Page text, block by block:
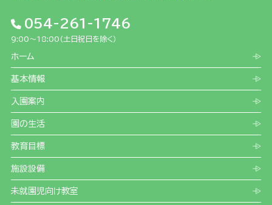
054-261-1746
9:00～18:00（土日祝日を除く）
ホーム
基本情報
入園案内
園の生活
教育目標
施設設備
未就園児向け教室